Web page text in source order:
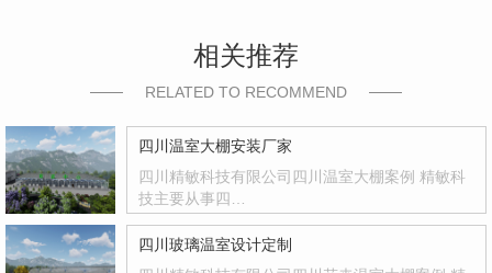
相关推荐
RELATED TO RECOMMEND
四川温室大棚安装厂家
四川精敏科技有限公司四川温室大棚案例 精敏科
技主要从事四…
四川玻璃温室设计定制